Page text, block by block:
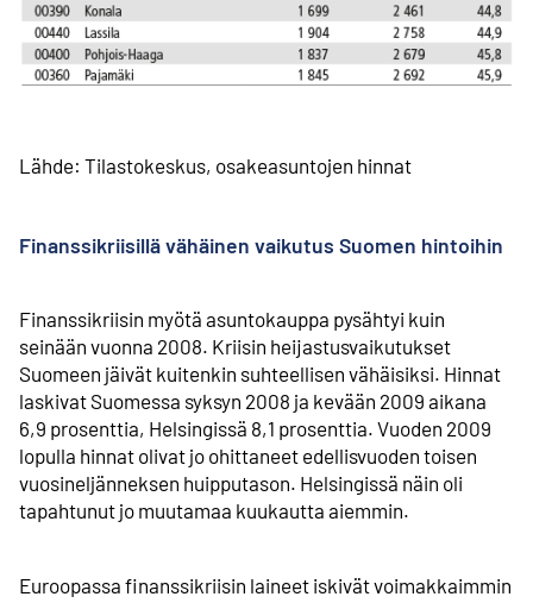
Lähde: Tilastokeskus, osakeasuntojen hinnat
Finanssikriisillä vähäinen vaikutus Suomen hintoihin
Finanssikriisin myötä asuntokauppa pysähtyi kuin
seinään vuonna 2008. Kriisin heijastus­vaikutukset
Suomeen jäivät kuitenkin suhteellisen vähäisiksi. Hinnat
laskivat Suomessa syksyn 2008 ja kevään 2009 aikana
6,9 prosenttia, Helsingissä 8,1 prosenttia. Vuoden 2009
lopulla hinnat olivat jo ohittaneet edellis­vuoden toisen
vuosi­neljänneksen huippu­tason. Helsingissä näin oli
tapahtunut jo muutamaa kuukautta aiemmin.
Euroopassa finanssikriisin laineet iskivät voimakkaimmin